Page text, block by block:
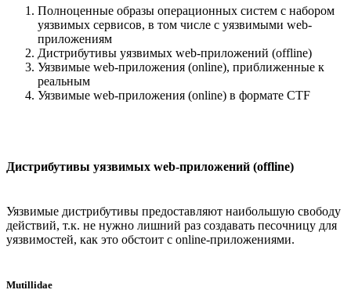
Полноценные образы операционных систем с набором
уязвимых сервисов, в том числе с уязвимыми web-
приложениям
Дистрибутивы уязвимых web-приложений (offline)
Уязвимые web-приложения (online), приближенные к
реальным
Уязвимые web-приложения (online) в формате CTF
Дистрибутивы уязвимых web-приложений (offline)
Уязвимые дистрибутивы предоставляют наибольшую свободу
действий, т.к. не нужно лишний раз создавать песочницу для
уязвимостей, как это обстоит с online-приложениями.
Mutillidae